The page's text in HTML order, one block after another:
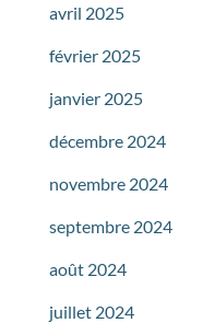
avril 2025
février 2025
janvier 2025
décembre 2024
novembre 2024
septembre 2024
août 2024
juillet 2024